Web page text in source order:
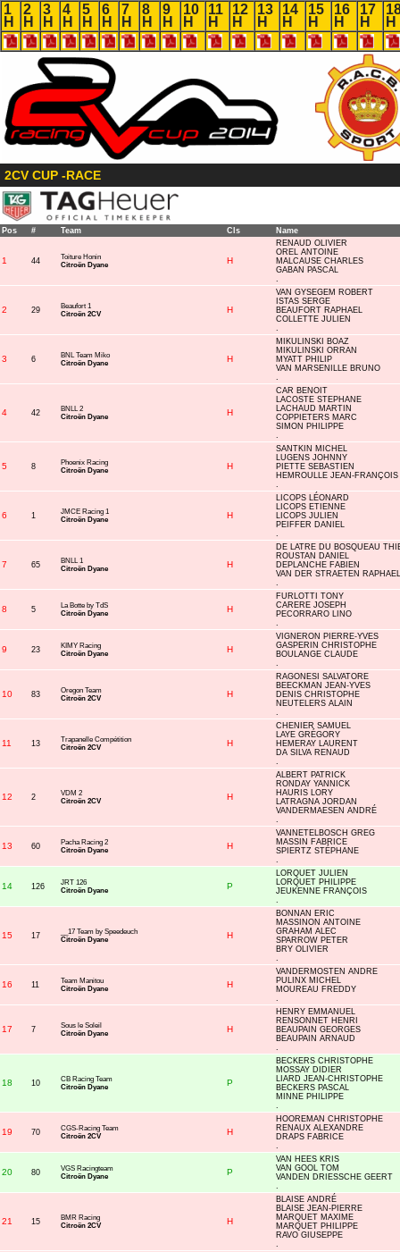
1
H
2
H
3
H
4
H
5
H
6
H
7
H
8
H
9
H
10
H
11
H
12
H
13
H
14
H
15
H
16
H
17
H
H
2CV CUP -RACE
Pos # Team Cls Name
1 44
Toiture Honin
Citroën Dyane
H
RENAUD OLIVIER
OREL ANTOINE
MALCAUSE CHARLES
GABAN PASCAL
.
2 29
Beaufort 1
Citroën 2CV
H
VAN GYSEGEM ROBERT
ISTAS SERGE
BEAUFORT RAPHAEL
COLLETTE JULIEN
.
3 6
BNL Team Miko
Citroën Dyane
H
MIKULINSKI BOAZ
MIKULINSKI ORRAN
MYATT PHILIP
VAN MARSENILLE BRUNO
.
4 42
BNLL 2
Citroën Dyane
H
CAR BENOIT
LACOSTE STEPHANE
LACHAUD MARTIN
COPPIETERS MARC
SIMON PHILIPPE
.
5 8
Phoenix Racing
Citroën Dyane
H
SANTKIN MICHEL
LUGENS JOHNNY
PIETTE SEBASTIEN
HEMROULLE JEAN-FRANÇOIS
.
6 1
JMCE Racing 1
Citroën Dyane
H
LICOPS LÉONARD
LICOPS ETIENNE
LICOPS JULIEN
PEIFFER DANIEL
.
7 65
BNLL 1
Citroën Dyane
H
DE LATRE DU BOSQUEAU
ROUSTAN DANIEL
DEPLANCHE FABIEN
VAN DER STRAETEN RAPHAEL
.
8 5
La Botte by TdS
Citroën Dyane
H
FURLOTTI TONY
CARERE JOSEPH
PECORRARO LINO
.
9 23
KIMY Racing
Citroën Dyane
H
VIGNERON PIERRE-YVES
GASPERIN CHRISTOPHE
BOULANGE CLAUDE
.
10 83
Oregon Team
Citroën 2CV
H
RAGONESI SALVATORE
BEECKMAN JEAN-YVES
DENIS CHRISTOPHE
NEUTELERS ALAIN
.
11 13
Trapanelle Compétition
Citroën 2CV
H
CHENIER SAMUEL
LAYE GRÉGORY
HEMERAY LAURENT
DA SILVA RENAUD
.
12 2
VDM 2
Citroën 2CV
H
ALBERT PATRICK
RONDAY YANNICK
HAURIS LORY
LATRAGNA JORDAN
VANDERMAESEN ANDRÉ
.
13 60
Pacha Racing 2
Citroën Dyane
H
VANNETELBOSCH GREG
MASSIN FABRICE
SPIERTZ STÉPHANE
.
14 126
JRT 126
Citroën Dyane
P
LORQUET JULIEN
LORQUET PHILIPPE
JEUKENNE FRANÇOIS
.
15 17
__17 Team by Speedeuch
Citroën Dyane
H
BONNAN ERIC
MASSINON ANTOINE
GRAHAM ALEC
SPARROW PETER
BRY OLIVIER
.
16 11
Team Manitou
Citroën Dyane
H
VANDERMOSTEN ANDRE
PULINX MICHEL
MOUREAU FREDDY
.
17 7
Sous le Soleil
Citroën Dyane
H
HENRY EMMANUEL
RENSONNET HENRI
BEAUPAIN GEORGES
BEAUPAIN ARNAUD
.
18 10
CB Racing Team
Citroën Dyane
P
BECKERS CHRISTOPHE
MOSSAY DIDIER
LIARD JEAN-CHRISTOPHE
BECKERS PASCAL
MINNE PHILIPPE
.
19 70
CGS-Racing Team
Citroën 2CV
H
HOOREMAN CHRISTOPHE
RENAUX ALEXANDRE
DRAPS FABRICE
.
20 80
VGS Racingteam
Citroën Dyane
P
VAN HEES KRIS
VAN GOOL TOM
VANDEN DRIESSCHE GEERT
.
21 15
BMR Racing
Citroën 2CV
H
BLAISE ANDRÉ
BLAISE JEAN-PIERRE
MARQUET MAXIME
MARQUET PHILIPPE
RAVO GIUSEPPE
.